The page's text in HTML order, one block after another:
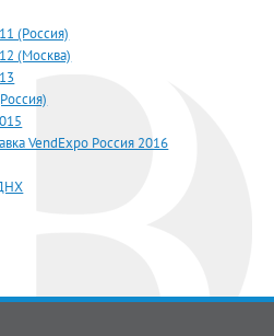
(Россия)
(Москва)
VendExpo Россия 2016